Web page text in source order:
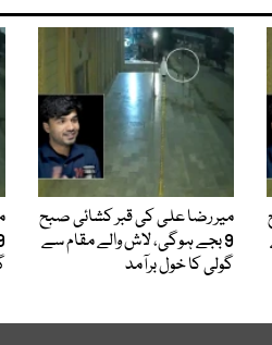
میر رضا علی کی قبر کشائی صبح
9 بجے ہوگی، لاش والے مقام سے
گولی کا خول برآمد